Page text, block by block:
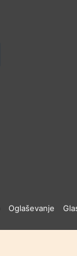
Oglaševanje